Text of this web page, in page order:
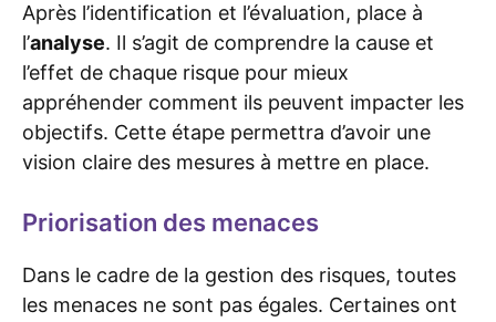
Après l’identification et l’évaluation, place à
l’analyse. Il s’agit de comprendre la cause et
l’effet de chaque risque pour mieux
appréhender comment ils peuvent impacter les
objectifs. Cette étape permettra d’avoir une
vision claire des mesures à mettre en place.
Priorisation des menaces
Dans le cadre de la gestion des risques, toutes
les menaces ne sont pas égales. Certaines ont